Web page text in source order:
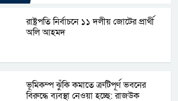
রাষ্ট্রপতি নির্বাচনে ১১ দলীয় জোটের প্রার্থী
অলি আহমদ
ভূমিকম্প ঝুঁকি কমাতে ত্রুটিপূর্ণ ভবনের
বিরুদ্ধে ব্যবস্থা নেওয়া হচ্ছে: রাজউক